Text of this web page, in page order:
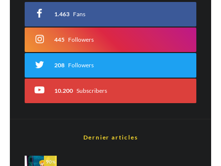
*
Commentaire*
1.463 Fans
445 Followers
208 Followers
10.200 Subscribers
Dernier articles
90%